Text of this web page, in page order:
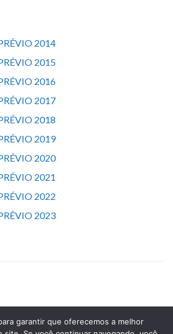
2014
2015
2016
2017
2018
2019
2020
2021
2022
2023
garantir que oferecemos a melhor